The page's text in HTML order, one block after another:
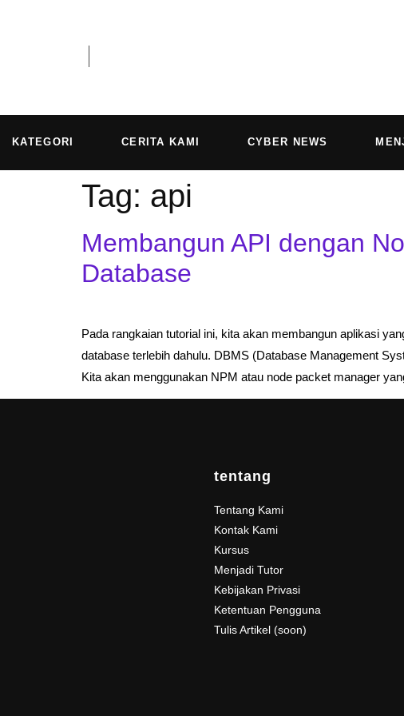
KATEGORI CERITA KAMI CYBER NEWS
Tag: api
Membangun API dengan
Database
Pada rangkaian tutorial ini, kita akan membangun aplikasi
database terlebih dahulu. DBMS (Database Management
Kita akan menggunakan NPM atau node packet manager
tentang
Tentang Kami
Kontak Kami
Kursus
Menjadi Tutor
Kebijakan Privasi
Ketentuan Pengguna
Tulis Artikel (soon)